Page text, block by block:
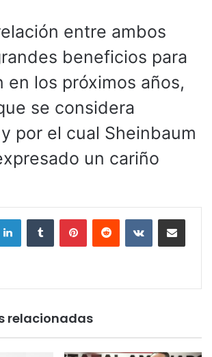
entre ambos
beneficios para
en los próximos años,
se considera
por el cual Sheinbaum
un cariño
LinkedInTumblr PinterestReddit VKontakteCompartir por
relacionadas